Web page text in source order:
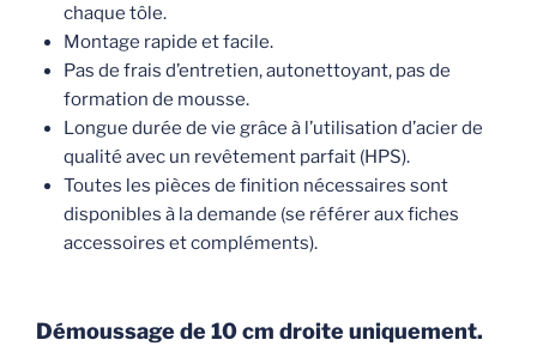
chaque tôle.
Montage rapide et facile.
Pas de frais d’entretien, autonettoyant, pas de
formation de mousse.
Longue durée de vie grâce à l’utilisation d’acier de
qualité avec un revêtement parfait (HPS).
Toutes les pièces de finition nécessaires sont
disponibles à la demande (se référer aux fiches
accessoires et compléments).
Démoussage de 10 cm droite uniquement.